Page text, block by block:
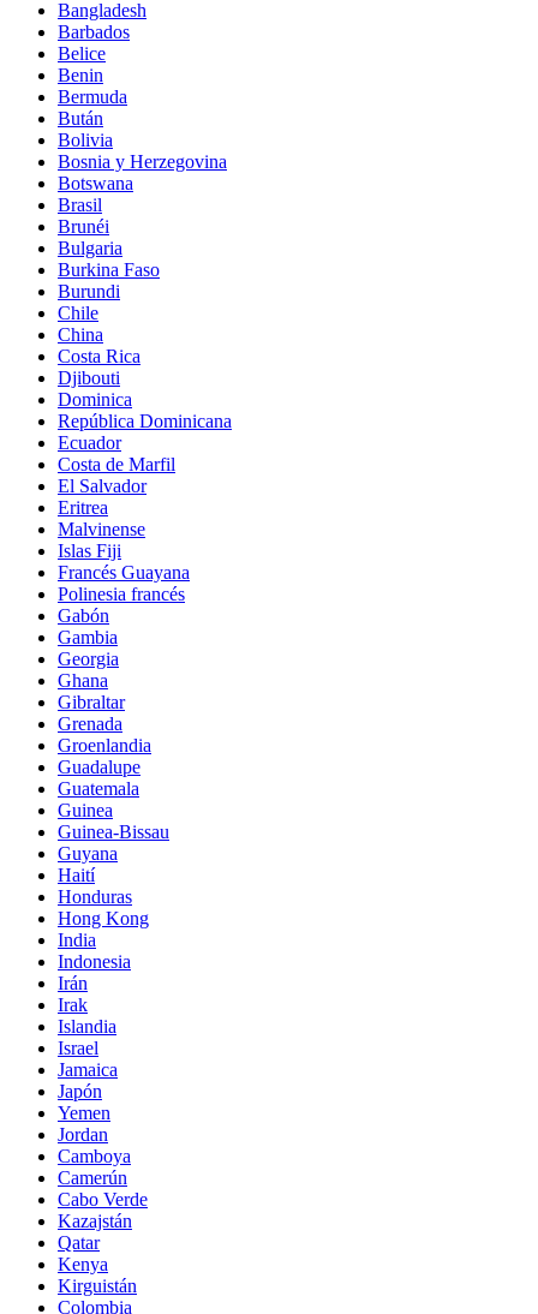
Bangladesh
Barbados
Belice
Benin
Bermuda
Bután
Bolivia
Bosnia y Herzegovina
Botswana
Brasil
Brunéi
Bulgaria
Burkina Faso
Burundi
Chile
China
Costa Rica
Djibouti
Dominica
República Dominicana
Ecuador
Costa de Marfil
El Salvador
Eritrea
Malvinense
Islas Fiji
Francés Guayana
Polinesia francés
Gabón
Gambia
Georgia
Ghana
Gibraltar
Grenada
Groenlandia
Guadalupe
Guatemala
Guinea
Guinea-Bissau
Guyana
Haití
Honduras
Hong Kong
India
Indonesia
Irán
Irak
Islandia
Israel
Jamaica
Japón
Yemen
Jordan
Camboya
Camerún
Cabo Verde
Kazajstán
Qatar
Kenya
Kirguistán
Colombia